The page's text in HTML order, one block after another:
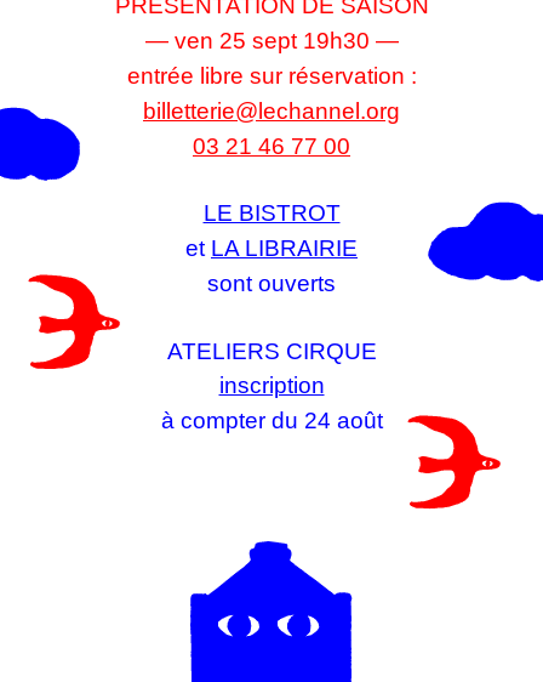
PRÉSENTATION DE SAISON
— ven 25 sept 19h30 —
entrée libre sur réservation :
billetterie@lechannel.org
03 21 46 77 00
LE BISTROT
et LA LIBRAIRIE
sont ouverts
ATELIERS CIRQUE
inscription
à compter du 24 août